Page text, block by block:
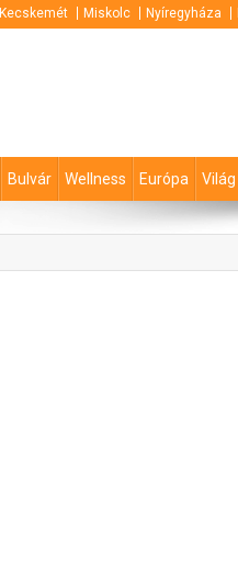
Kecskemét Miskolc Nyíregyháza
Bulvár Wellness Európa Világ